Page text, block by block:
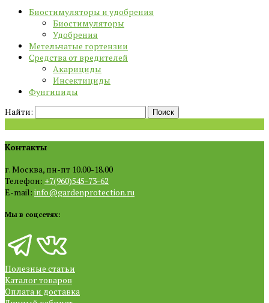
Биостимуляторы и удобрения
Биостимуляторы
Удобрения
Метельчатые гортензии
Средства от вредителей
Акарициды
Инсектициды
Фунгициды
Найти:
Контакты
г. Москва, пн-пт 10.00-18.00
Телефон: +7(960)545-73-62
E-mail: info@gardenprotection.ru
Мы в соцсетях:
Полезные статьи
Каталог товаров
Оплата и доставка